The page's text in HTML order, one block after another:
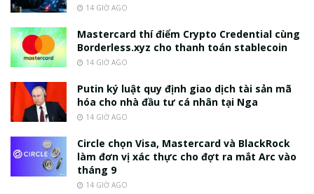
14 GIỜ AGO
Mastercard thí điểm Crypto Credential cùng
Borderless.xyz cho thanh toán stablecoin
14 GIỜ AGO
Putin ký luật quy định giao dịch tài sản mã
hóa cho nhà đầu tư cá nhân tại Nga
14 GIỜ AGO
Circle chọn Visa, Mastercard và BlackRock
làm đơn vị xác thực cho đợt ra mắt Arc vào
tháng 9
14 GIỜ AGO